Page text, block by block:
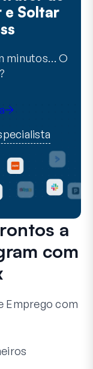
e Soltar
minutos… O
a
com
Emprego com